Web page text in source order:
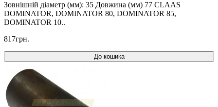
Зовнішній діаметр (мм): 35 Довжина (мм) 77 CLAAS
DOMINATOR, DOMINATOR 80, DOMINATOR 85,
DOMINATOR 10..
817грн.
До кошика